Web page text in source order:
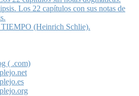
Los 22 capítulos con sus notas de
(Heinrich Schlie).
( .com)